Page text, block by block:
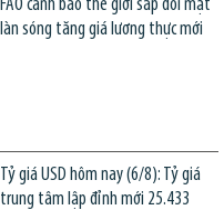
FAO cảnh báo thế giới sắp đối mặt
làn sóng tăng giá lương thực mới
Tỷ giá USD hôm nay (6/8): Tỷ giá
trung tâm lập đỉnh mới 25.433